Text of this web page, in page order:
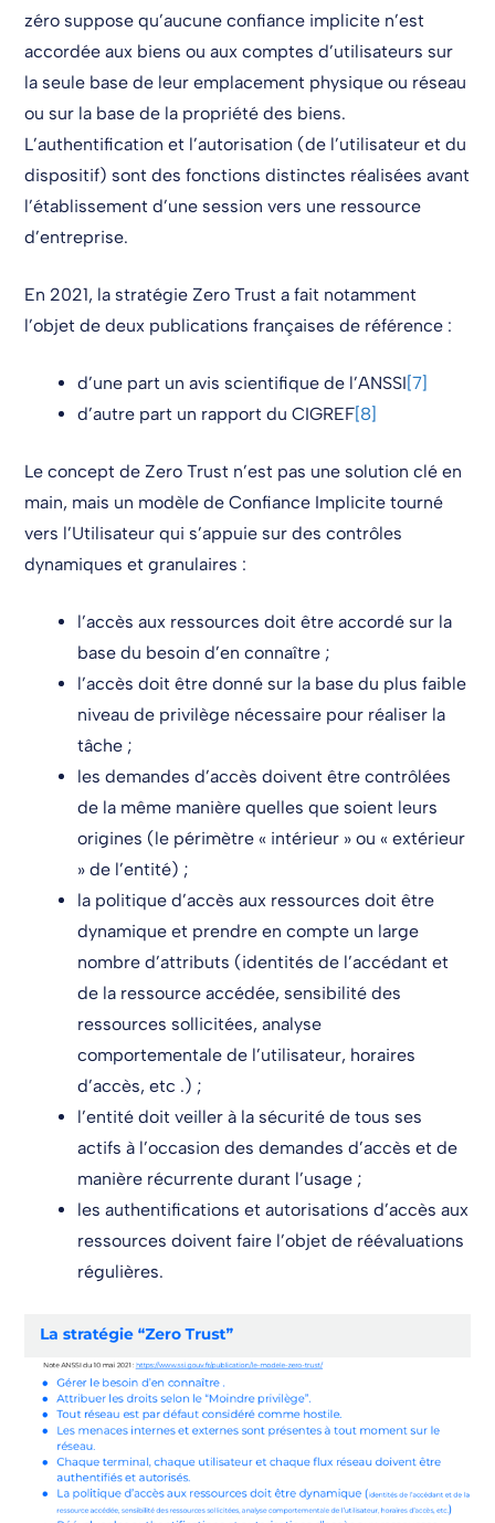
zéro suppose qu’aucune confiance implicite n’est
accordée aux biens ou aux comptes d’utilisateurs sur
la seule base de leur emplacement physique ou réseau
ou sur la base de la propriété des biens.
L’authentification et l’autorisation (de l’utilisateur et du
dispositif) sont des fonctions distinctes réalisées avant
l’établissement d’une session vers une ressource
d’entreprise.
En 2021, la stratégie Zero Trust a fait notamment
l’objet de deux publications françaises de référence :
d’une part un avis scientifique de l’ANSSI[7]
d’autre part un rapport du CIGREF[8]
Le concept de Zero Trust n’est pas une solution clé en
main, mais un modèle de Confiance Implicite tourné
vers l’Utilisateur qui s’appuie sur des contrôles
dynamiques et granulaires :
l’accès aux ressources doit être accordé sur la
base du besoin d’en connaître ;
l’accès doit être donné sur la base du plus faible
niveau de privilège nécessaire pour réaliser la
tâche ;
les demandes d’accès doivent être contrôlées
de la même manière quelles que soient leurs
origines (le périmètre « intérieur » ou « extérieur
» de l’entité) ;
la politique d’accès aux ressources doit être
dynamique et prendre en compte un large
nombre d’attributs (identités de l’accédant et
de la ressource accédée, sensibilité des
ressources sollicitées, analyse
comportementale de l’utilisateur, horaires
d’accès, etc .) ;
l’entité doit veiller à la sécurité de tous ses
actifs à l’occasion des demandes d’accès et de
manière récurrente durant l’usage ;
les authentifications et autorisations d’accès aux
ressources doivent faire l’objet de réévaluations
régulières.